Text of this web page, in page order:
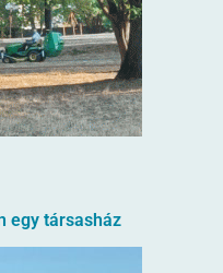
egy társasház